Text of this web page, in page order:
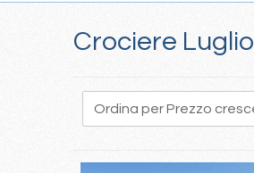
Crociere Luglio